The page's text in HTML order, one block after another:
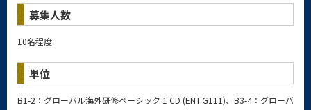
募集人数
10名程度
単位
B1-2：グローバル海外研修ベーシック 1 CD (ENT.G111)、B3-4：グローバ